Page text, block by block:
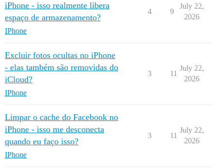
iPhone - isso realmente libera
espaço de armazenamento?
IPhone
4 9
July 22,
2026
Excluir fotos ocultas no iPhone
- elas também são removidas do
iCloud?
IPhone
3 11
July 22,
2026
Limpar o cache do Facebook no
iPhone - isso me desconecta
quando eu faço isso?
IPhone
3 11
July 22,
2026